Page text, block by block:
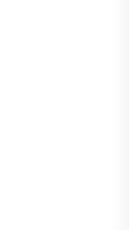
focada em produzir
o que aumenta muito
e tendo como
ou alugar seu
com um time de
e uma central de
proprietários e